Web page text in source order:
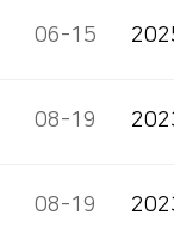
06-15
08-19
08-19